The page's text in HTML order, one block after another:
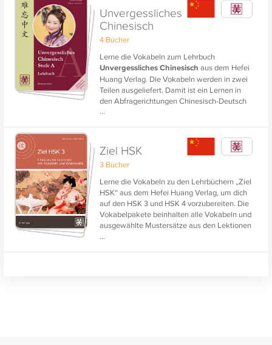
ist weltweit und in China staatlich anerkannt
und dient als Nachweis des geprüften
Chinesisch-Niveaus. Es ist damit auch ein
wichtiges Zeugnis, um in China zu studieren
und zu arbeiten.
Unvergessliches
Chinesisch
4 Bücher
Lerne die Vokabeln zum Lehrbuch
Unvergessliches Chinesisch aus dem Hefei
Huang Verlag. Die Vokabeln werden in zwei
Teilen ausgeliefert. Damit ist ein Lernen in
den Abfragerichtungen Chinesisch-Deutsch
und Deutsch-Chinesisch möglich. Alle
Erlernen der Bedeutung auch das Lesen und
Sprechen der chinesischen Worte unterstützt.
...
Ziel HSK
3 Bücher
Lerne die Vokabeln zu den Lehrbüchern „Ziel
HSK“ aus dem Hefei Huang Verlag, um dich
auf den HSK 3 und HSK 4 vorzubereiten. Die
Vokabelpakete beinhalten alle Vokabeln und
ausgewählte Mustersätze aus den Lektionen
der Lehrbücher. Alle Vokabeln und
...